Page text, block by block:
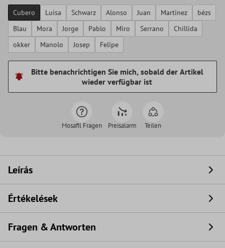
Cubero Luisa Schwarz Alonso Juan Martinez
bézs
Blau
Mora Jorge Pablo Miro Serrano
Chillida
okker
Manolo Josep Felipe
Bitte benachrichtigen Sie mich, sobald der Artikel
wieder verfügbar ist
Mosafil Fragen Preisalarm Teilen
Leírás
Értékelések
Fragen & Antworten